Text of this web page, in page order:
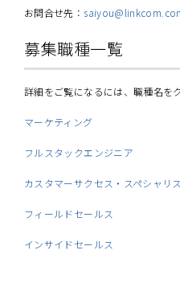
お問合せ先：
募集職種一覧
詳細をご覧になるには、職種名を
マーケティング
フルスタックエンジニア
カスタマーサクセス・スペシャリ
フィールドセールス
インサイドセールス